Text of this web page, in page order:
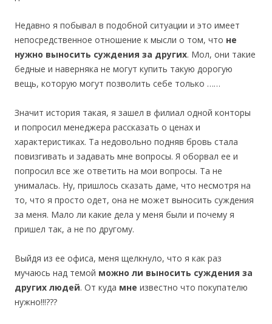
Недавно я побывал в подобной ситуации и это имеет
непосредственное отношение к мысли о том, что не
нужно выносить суждения за других. Мол, они такие
бедные и наверняка не могут купить такую дорогую
вещь, которую могут позволить себе только ……
Значит история такая, я зашел в филиал одной конторы
и попросил менеджера рассказать о ценах и
характеристиках. Та недовольно подняв бровь стала
повизгивать и задавать мне вопросы. Я оборвал ее и
попросил все же ответить на мои вопросы. Та не
унималась. Ну, пришлось сказать даме, что несмотря на
то, что я просто одет, она не может выносить суждения
за меня. Мало ли какие дела у меня были и почему я
пришел так, а не по другому.
Выйдя из ее офиса, меня щелкнуло, что я как раз
мучаюсь над темой можно ли выносить суждения за
других людей. От куда мне известно что покупателю
нужно!!!???